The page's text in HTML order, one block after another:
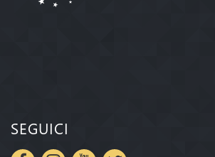
SEGUICI